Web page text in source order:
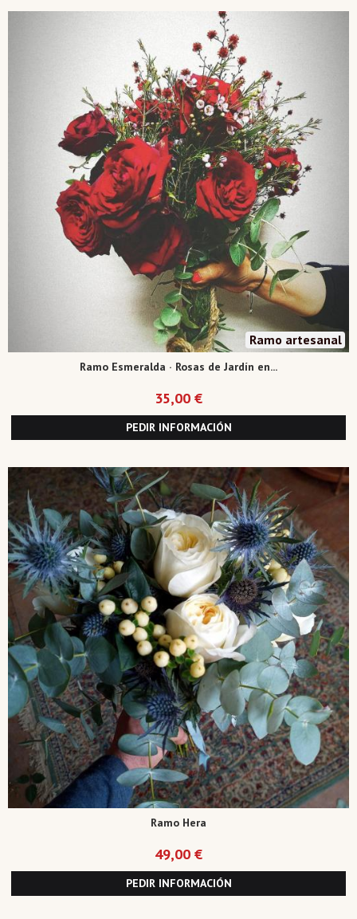
Ramo artesanal
Ramo Esmeralda · Rosas de Jardín en...
35,00 €
PEDIR INFORMACIÓN
Ramo Hera
49,00 €
PEDIR INFORMACIÓN